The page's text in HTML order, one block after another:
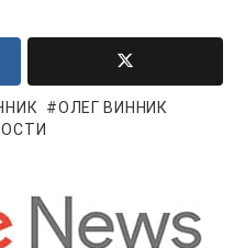
ОЛЕГ ВИННИК